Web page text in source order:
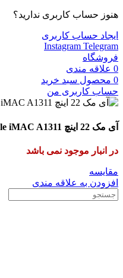
هنوز حساب کاربری ندارید؟
ایجاد حساب کاربری
Instagram Telegram
فروشگاه
0 علاقه مندی
0 محصول سبد خرید
حساب کاربری من
آی مک 22 اینچ Apple iMAC A1311 استوک
در انبار موجود نمی باشد
مقایسه
افزودن به علاقه مندی